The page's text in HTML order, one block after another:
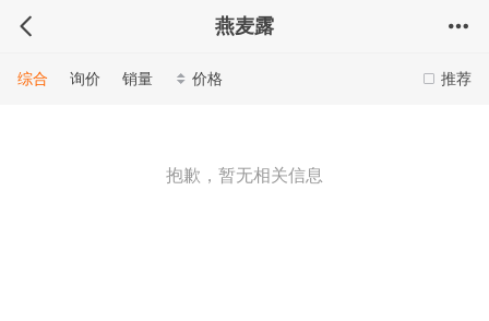
燕麦露
推荐
综合 询价 销量 价格
抱歉，暂无相关信息